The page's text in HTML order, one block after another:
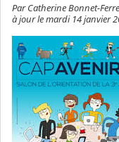
Par Catherine Bonnet-
à jour le mardi 14 janvier